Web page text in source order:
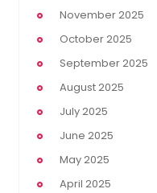
November 2025
October 2025
September 2025
August 2025
July 2025
June 2025
May 2025
April 2025